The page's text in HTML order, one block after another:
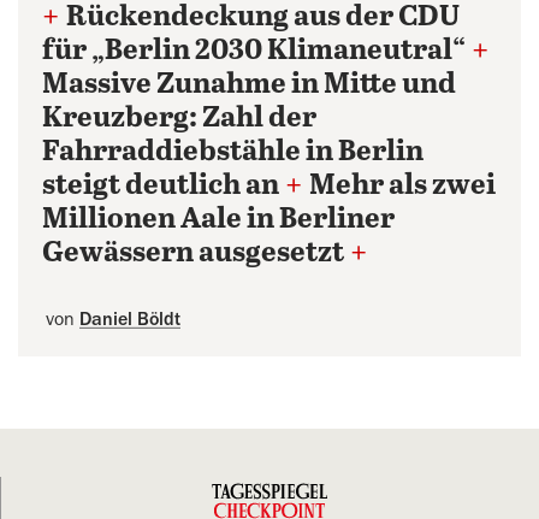
+ Rückendeckung aus der CDU
für „Berlin 2030 Klimaneutral“ +
Massive Zunahme in Mitte und
Kreuzberg: Zahl der
Fahrraddiebstähle in Berlin
steigt deutlich an + Mehr als zwei
Millionen Aale in Berliner
Gewässern ausgesetzt +
von Daniel Böldt